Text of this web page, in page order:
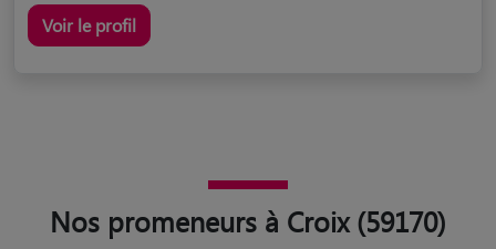
Voir le profil
Nos promeneurs à Croix (59170)